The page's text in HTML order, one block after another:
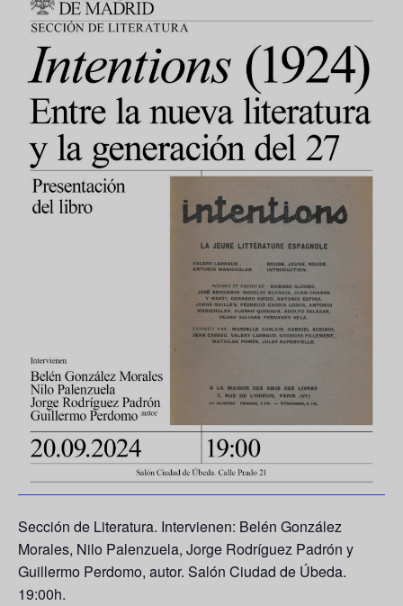
Sección de Literatura. Intervienen: Belén González
Morales, Nilo Palenzuela, Jorge Rodríguez Padrón y
Guillermo Perdomo, autor. Salón Ciudad de Úbeda.
19:00h.